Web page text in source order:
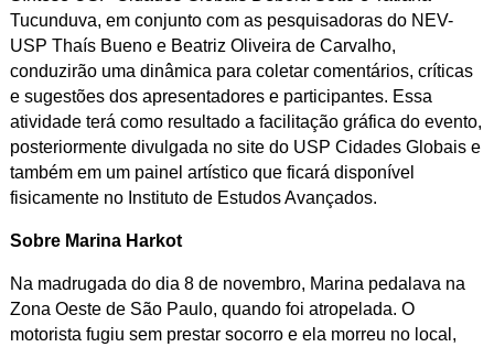
Tucunduva, em conjunto com as pesquisadoras do NEV-
USP Thaís Bueno e Beatriz Oliveira de Carvalho,
conduzirão uma dinâmica para coletar comentários, críticas
e sugestões dos apresentadores e participantes. Essa
atividade terá como resultado a facilitação gráfica do evento,
posteriormente divulgada no site do USP Cidades Globais e
também em um painel artístico que ficará disponível
fisicamente no Instituto de Estudos Avançados.
Sobre Marina Harkot
Na madrugada do dia 8 de novembro, Marina pedalava na
Zona Oeste de São Paulo, quando foi atropelada. O
motorista fugiu sem prestar socorro e ela morreu no local,